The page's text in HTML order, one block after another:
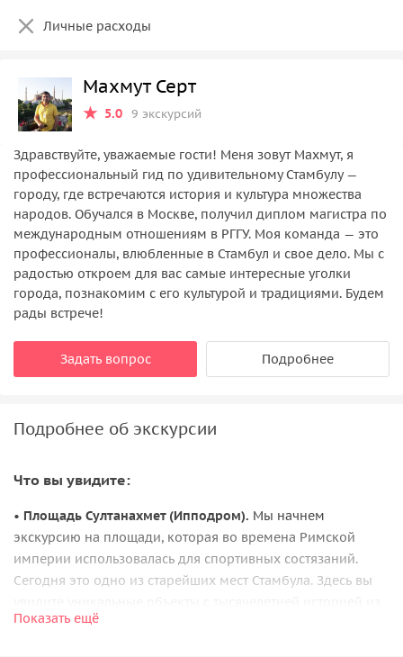
Личные расходы
Махмут Серт
5.0 9 экскурсий
Здравствуйте, уважаемые гости! Меня зовут Махмут, я
профессиональный гид по удивительному Стамбулу —
городу, где встречаются история и культура множества
народов. Обучался в Москве, получил диплом магистра по
международным отношениям в РГГУ. Моя команда — это
профессионалы, влюбленные в Стамбул и свое дело. Мы с
радостью откроем для вас самые интересные уголки
города, познакомим с его культурой и традициями. Будем
рады встрече!
Задать вопрос Подробнее
Подробнее об экскурсии
Что вы увидите:
• Площадь Султанахмет (Ипподром). Мы начнем
экскурсию на площади, которая во времена Римской
империи использовалась для спортивных состязаний.
Сегодня это одно из старейших мест Стамбула. Здесь вы
разных частей света: греческие колонны, египетский
Показать ещё